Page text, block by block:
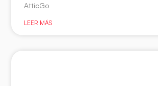
AtticGo
LEER MÁS